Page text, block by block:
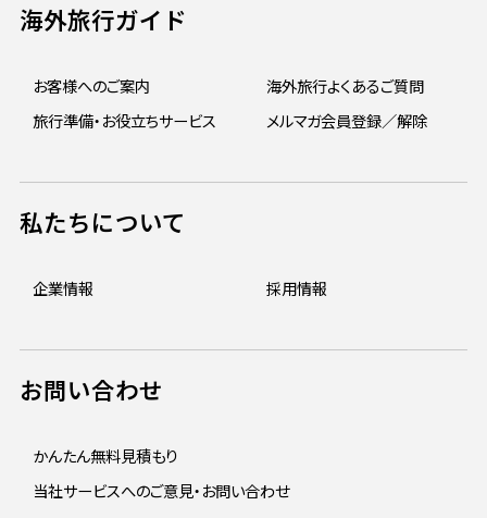
海外旅行ガイド
お客様へのご案内
海外旅行よくあるご質問
旅行準備・お役立ちサービス
メルマガ会員登録／解除
私たちについて
企業情報 採用情報
お問い合わせ
かんたん無料見積もり
当社サービスへのご意見・お問い合わせ